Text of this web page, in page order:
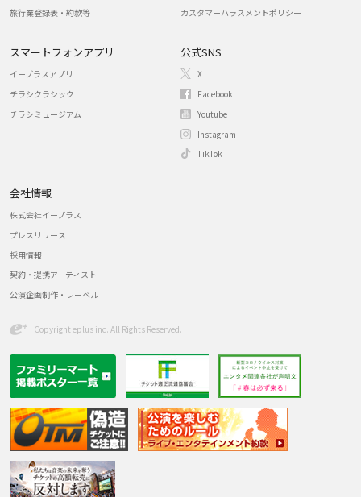
旅行業登録表・約款等
カスタマーハラスメントポリシー
スマートフォンアプリ
イープラスアプリ
チラシクラシック
チラシミュージアム
公式SNS
X
Facebook
Youtube
Instagram
TikTok
会社情報
株式会社イープラス
プレスリリース
採用情報
契約・提携アーティスト
公演企画制作・レーベル
Copyright eplus inc. All Rights Reserved.